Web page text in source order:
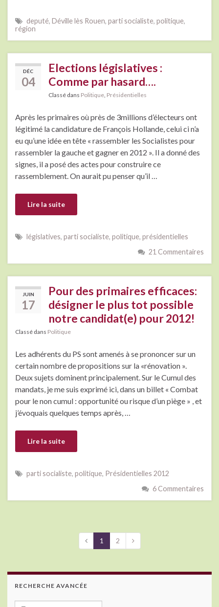
deputé, Déville lès Rouen, parti socialiste, politique,
région
DÉC
04
Elections législatives :
Comme par hasard….
Classé dans Politique Présidentielles
Après les primaires où près de 3millions d’électeurs ont
légitimé la candidature de François Hollande, celui ci n’a
eu qu’une idée en tête « rassembler les Socialistes pour
rassembler la gauche et gagner en 2012 ». Il a donné des
signes, il a posé des actes pour construire ce
rassemblement. On aurait pu penser qu’il …
Lire la suite
législatives, parti socialiste, politique, présidentielles
21 Commentaires
JUIN
17
Pour des primaires efficaces:
désigner le plus tot possible
notre candidat(e) pour 2012!
Classé dans Politique
Les adhérents du PS sont amenés à se prononcer sur un
certain nombre de propositions sur la «rénovation ».
Deux sujets dominent principalement. Sur le Cumul des
mandats, je me suis exprimé ici, dans un billet « Combat
pour le non cumul : opportunité ou risque d’un piège » , et
j’évoquais quelques temps après, …
Lire la suite
parti socialiste, politique, Présidentielles 2012
6 Commentaires
1 2
RECHERCHE AVANCÉE